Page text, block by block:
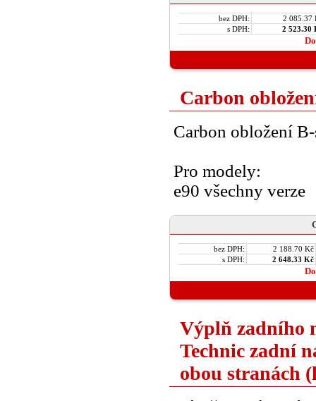
bez DPH:
2 085.37
s DPH:
2 523.30
Carbon
Carbon obložení
Pro modely:
e90 všechny verze
bez DPH:
2 188.70 Kč
s DPH:
2 648.33 Kč
Výplň zadního
Technic zadní
obou stranách